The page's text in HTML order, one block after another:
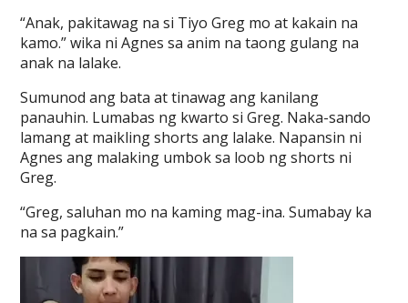
“Anak, pakitawag na si Tiyo Greg mo at kakain na
kamo.” wika ni Agnes sa anim na taong gulang na
anak na lalake.
Sumunod ang bata at tinawag ang kanilang
panauhin. Lumabas ng kwarto si Greg. Naka-sando
lamang at maikling shorts ang lalake. Napansin ni
Agnes ang malaking umbok sa loob ng shorts ni
Greg.
“Greg, saluhan mo na kaming mag-ina. Sumabay ka
na sa pagkain.”